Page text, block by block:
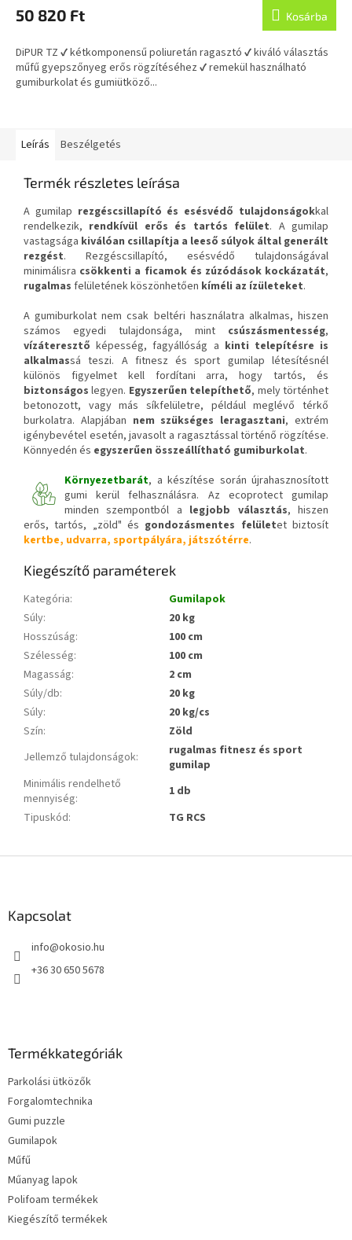
50 820 Ft Kosárba
DiPUR TZ ✔ kétkomponensű poliuretán ragasztó ✔ kiváló választás
műfű gyepszőnyeg erős rögzítéséhez ✔ remekül használható
gumiburkolat és gumiütköző...
Leírás Beszélgetés
Termék részletes leírása
A gumilap rezgéscsillapító és esésvédő tulajdonságokkal
rendelkezik, rendkívül erős és tartós felület. A gumilap
vastagsága kiválóan csillapítja a leeső súlyok által generált
rezgést. Rezgéscsillapító, esésvédő tulajdonságával
minimálisra csökkenti a ficamok és zúzódások kockázatát,
rugalmas felületének köszönhetően kíméli az ízületeket.
A gumiburkolat nem csak beltéri használatra alkalmas, hiszen
számos egyedi tulajdonsága, mint csúszásmentesség,
vízáteresztő képesség, fagyállóság a kinti telepítésre is
alkalmassá teszi. A fitnesz és sport gumilap létesítésnél
különös figyelmet kell fordítani arra, hogy tartós, és
biztonságos legyen. Egyszerűen telepíthető, mely történhet
betonozott, vagy más síkfelületre, például meglévő térkő
burkolatra. Alapjában nem szükséges leragasztani, extrém
igénybevétel esetén, javasolt a ragasztással történő rögzítése.
Könnyedén és egyszerűen összeállítható gumiburkolat.
Környezetbarát, a készítése során újrahasznosított
gumi kerül felhasználásra. Az ecoprotect gumilap
minden szempontból a legjobb választás, hiszen
erős, tartós, „zöld" és gondozásmentes felületet biztosít
kertbe, udvarra, sportpályára, játszótérre.
Kiegészítő paraméterek
Kategória:
Gumilapok
Súly:
20 kg
Hosszúság:
100 cm
Szélesség:
100 cm
Magasság:
2 cm
Súly/db:
20 kg
Súly:
20 kg/cs
Szín:
Zöld
Jellemző tulajdonságok:
rugalmas fitnesz és sport
gumilap
Minimális rendelhető
mennyiség:
1 db
Tipuskód: TG RCS
Kapcsolat
info@okosio.hu
+36 30 650 5678
Termékkategóriák
Parkolási ütközők
Forgalomtechnika
Gumi puzzle
Gumilapok
Műfű
Műanyag lapok
Polifoam termékek
Kiegészítő termékek